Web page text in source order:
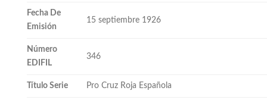
Fecha De
Emisión
15 septiembre 1926
Número
EDIFIL
346
Título Serie Pro Cruz Roja Española